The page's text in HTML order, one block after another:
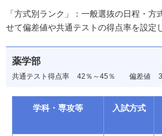
「方式別ランク」：一般選抜の日程・方
せて偏差値や共通テストの得点率を設定
薬学部
共通テスト得点率 42％～45％ 偏差値
学科・専攻等 入試方式